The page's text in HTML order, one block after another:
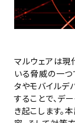
マルウェアは現
いる脅威の一つ
タやモバイルデ
することで、デ
き起こします。